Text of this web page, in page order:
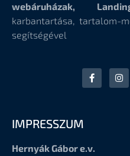
webáruházak,
karbantartása, tartalom-
segítségével
IMPRESSZUM
Hernyák Gábor e.v.